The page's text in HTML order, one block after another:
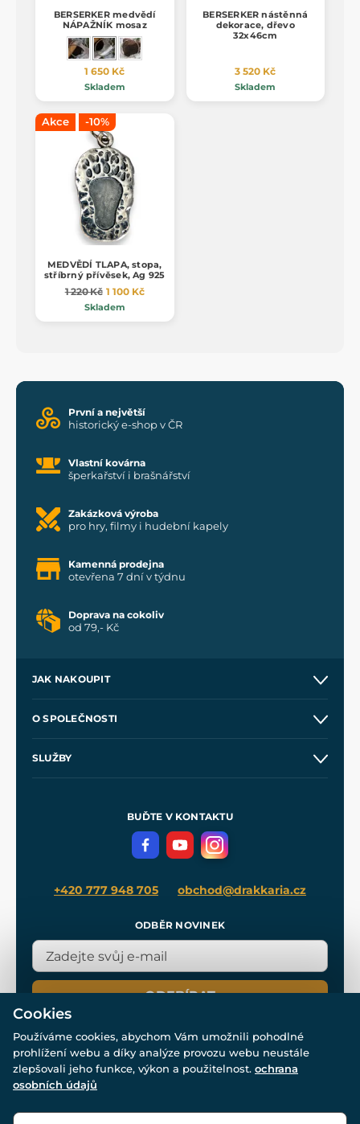
BERSERKER medvědí
NÁPAŽNÍK mosaz
1 650 Kč
Skladem
BERSERKER nástěnná
dekorace, dřevo
32x46cm
3 520 Kč
Skladem
Akce -10%
MEDVĚDÍ TLAPA, stopa,
stříbrný přívěsek, Ag 925
1 220 Kč 1 100 Kč
Skladem
První a největší
historický e-shop v ČR
Vlastní kovárna
šperkařství i brašnářství
Zakázková výroba
pro hry, filmy i hudební kapely
Kamenná prodejna
otevřena 7 dní v týdnu
Doprava na cokoliv
od 79,- Kč
JAK NAKOUPIT
Velkoobchod
O SPOLEČNOSTI
SLUŽBY
Meče pro Kingdom Come
BUĎTE V KONTAKTU
+420 777 948 705 obchod@drakkaria.cz
ODBĚR NOVINEK
ODEBÍRAT
© Všechna práva vyhrazena. www.drakkaria.cz 2007-2026.
Cookies
Používáme cookies, abychom Vám umožnili pohodlné
prohlížení webu a díky analýze provozu webu neustále
zlepšovali jeho funkce, výkon a použitelnost. ochrana
osobních údajů